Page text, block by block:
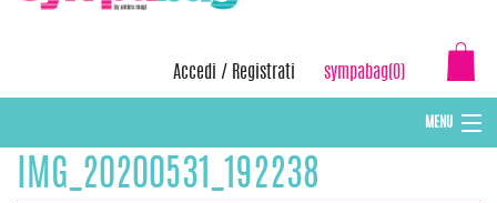
Accedi / Registrati sympabag(0)
MENU
CAPPELLI INVERNALI DONNA
IMG_20200531_192238